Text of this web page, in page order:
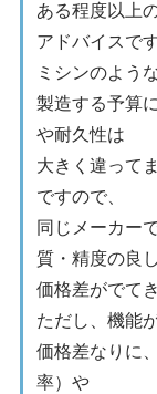
ある程度以上
アドバイスです
ミシンのよう
製造する予算
や耐久性は
大きく違って
ですので、
同じメーカー
質・精度の良
価格差がでて
ただし、機能
価格差なりに
率）や